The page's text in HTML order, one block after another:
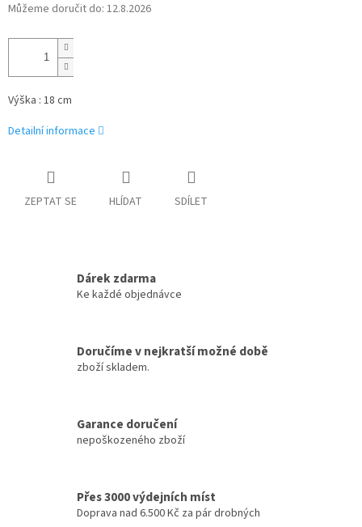
Můžeme doručit do: 12.8.2026
Výška : 18 cm
Detailní informace
ZEPTAT SE HLÍDAT SDÍLET
Dárek zdarma
Ke každé objednávce
Doručíme v nejkratší možné době
zboží skladem.
Garance doručení
nepoškozeného zboží
Přes 3000 výdejních míst
Doprava nad 6.500 Kč za pár drobných